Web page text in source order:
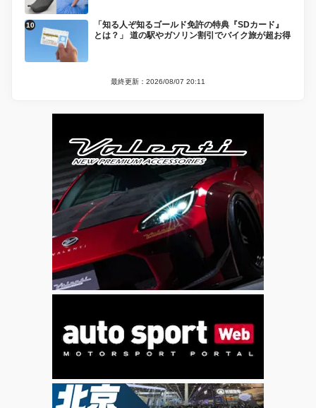
「知る人ぞ知るゴールド免許の特典『SDカード』
とは？」 道の駅やガソリン割引でバイク旅が超お得
最終更新：2026/08/07 20:11